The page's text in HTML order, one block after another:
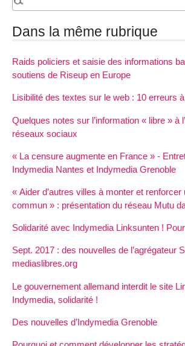
Dans la même rubrique
Raids policiers et saisie des informations
soutiens de Riseup en Europe
Lisibilité des textes sur le web : 10 erreurs
Quelques notes sur l’information « libre » à
réseaux sociaux
« La censure augmente en France » -
Indymedia Nantes et Indymedia Grenoble
« Aider d’autres villes à monter et renforcer
commun » : présentation du réseau Mutu
Solidarité avec Indymedia Linksunten !
Sept. 2017 : des nouvelles de l’agrégateur
mediaslibres.org
Le gouvernement allemand interdit le site
Indymedia, solidarité !
Des nouvelles d’Indymedia Grenoble